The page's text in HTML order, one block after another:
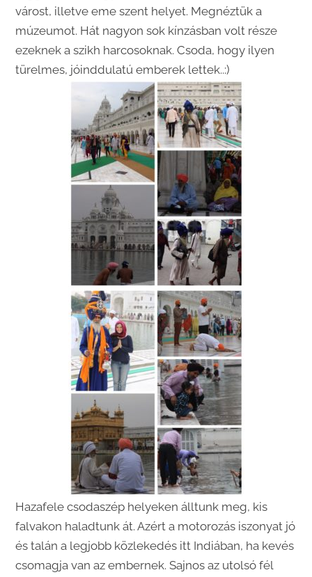
várost, illetve eme szent helyet. Megnéztük a
múzeumot. Hát nagyon sok kínzásban volt része
ezeknek a szikh harcosoknak. Csoda, hogy ilyen
türelmes, jóinddulatú emberek lettek..:)
Hazafele csodaszép helyeken álltunk meg, kis
falvakon haladtunk át. Azért a motorozás iszonyat jó
és talán a legjobb közlekedés itt Indiában, ha kevés
csomagja van az embernek. Sajnos az utolsó fél